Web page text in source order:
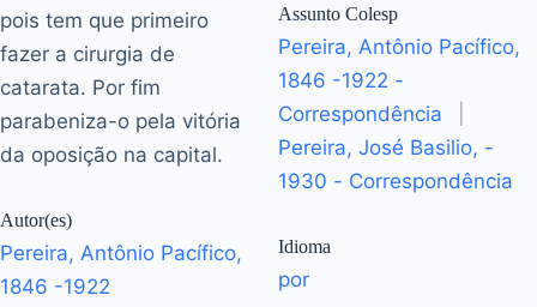
pois tem que primeiro
fazer a cirurgia de
catarata. Por fim
parabeniza-o pela vitória
da oposição na capital.
Autor(es)
Pereira, Antônio Pacífico,
1846 -1922
Assunto Colesp
Pereira, Antônio Pacífico,
1846 -1922 -
Correspondência
Pereira, José Basilio, -
1930 - Correspondência
Idioma
por